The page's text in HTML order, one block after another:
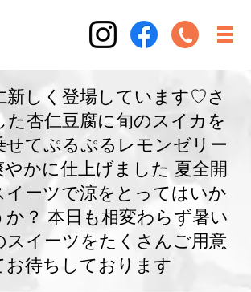
新しく登場しています♡さ
た杏仁豆腐に旬のスイカを
せてぷるぷるレモンゼリー
かに仕上げました 夏全開️
イーツで涼をとってはいか
？ 本日も相変わらず暑い
スイーツをたくさんご用意
お待ちしております️